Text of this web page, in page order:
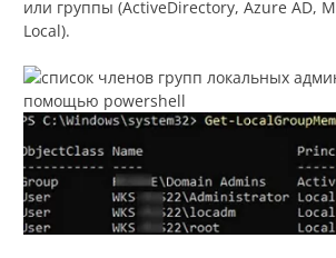
или группы (ActiveDirectory, Azure AD,
Local).